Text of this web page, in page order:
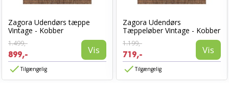
Zagora Udendørs tæppe
Vintage - Kobber
1.499,-
899,- Vis
Tilgængelig
Zagora Udendørs
Tæppeløber Vintage - Kobber
1.199,-
719,- Vis
Tilgængelig